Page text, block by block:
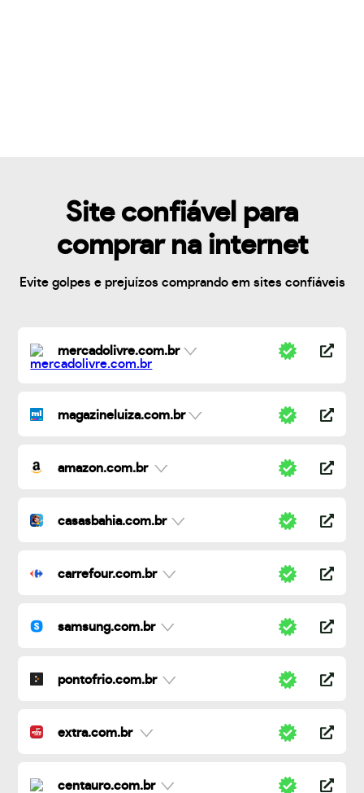
Site confiável para
comprar na internet
Evite golpes e prejuízos comprando em sites confiáveis
mercadolivre.com.br
magazineluiza.com.br
amazon.com.br
casasbahia.com.br
carrefour.com.br
samsung.com.br
pontofrio.com.br
extra.com.br
centauro.com.br